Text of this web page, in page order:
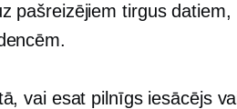
pašreizējiem tirgus
vai esat pilnīgs iesācējs